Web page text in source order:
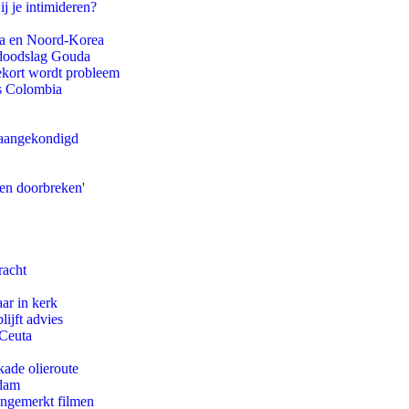
je intimideren?
en Noord-Korea
Gouda
wordt probleem
Colombia
doorbreken'
in kerk
advies
olieroute
filmen